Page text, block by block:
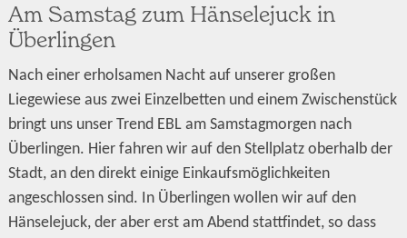
Am Samstag zum Hänselejuck in
Überlingen
Nach einer erholsamen Nacht auf unserer großen
Liegewiese aus zwei Einzelbetten und einem Zwischenstück
bringt uns unser Trend EBL am Samstagmorgen nach
Überlingen. Hier fahren wir auf den Stellplatz oberhalb der
Stadt, an den direkt einige Einkaufsmöglichkeiten
angeschlossen sind. In Überlingen wollen wir auf den
Hänselejuck, der aber erst am Abend stattfindet, so dass